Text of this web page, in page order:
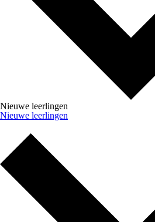
Nieuwe leerlingen
Nieuwe leerlingen